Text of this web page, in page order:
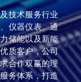
技术服务行业
仪器仪表、通
储能以及新能
质客户，公司
合作双赢的理
务体系，打造